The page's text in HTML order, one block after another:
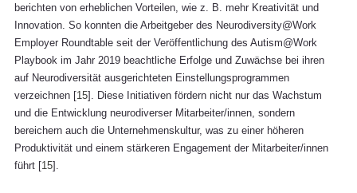
berichten von erheblichen Vorteilen, wie z. B. mehr Kreativität und
Innovation. So konnten die Arbeitgeber des Neurodiversity@Work
Employer Roundtable seit der Veröffentlichung des Autism@Work
Playbook im Jahr 2019 beachtliche Erfolge und Zuwächse bei ihren
auf Neurodiversität ausgerichteten Einstellungsprogrammen
verzeichnen [15]. Diese Initiativen fördern nicht nur das Wachstum
und die Entwicklung neurodiverser Mitarbeiter/innen, sondern
bereichern auch die Unternehmenskultur, was zu einer höheren
Produktivität und einem stärkeren Engagement der Mitarbeiter/innen
führt [15].